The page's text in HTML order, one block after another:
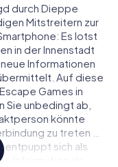
durch Dieppe
Mitstreitern zur
Es lotst
in der Innenstadt
Informationen
Auf diese
Games in
unbedingt ab,
könnte
zu treten …
entpuppt sich als
Information als